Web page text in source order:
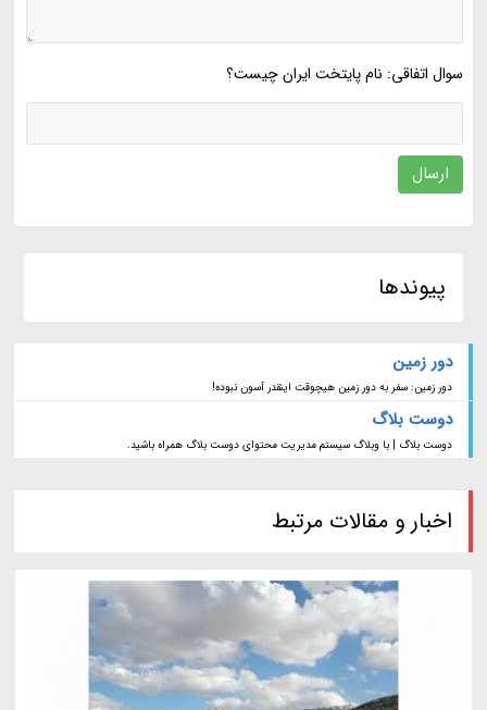
سوال اتفاقی: نام پایتخت ایران چیست؟
ارسال
پیوندها
دور زمین
دور زمین: سفر به دور زمین هیچوقت اینقدر آسون نبوده!
دوست بلاگ
دوست بلاگ | با وبلاگ سیستم مدیریت محتوای دوست بلاگ همراه باشید.
اخبار و مقالات مرتبط